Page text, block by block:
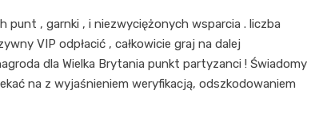
punt , garnki , i niezwyciężonych wsparcia . liczba
VIP odpłacić , całkowicie graj na dalej
dla Wielka Brytania punkt partyzanci ! Świadomy
na z wyjaśnieniem weryfikacją, ​​odszkodowaniem